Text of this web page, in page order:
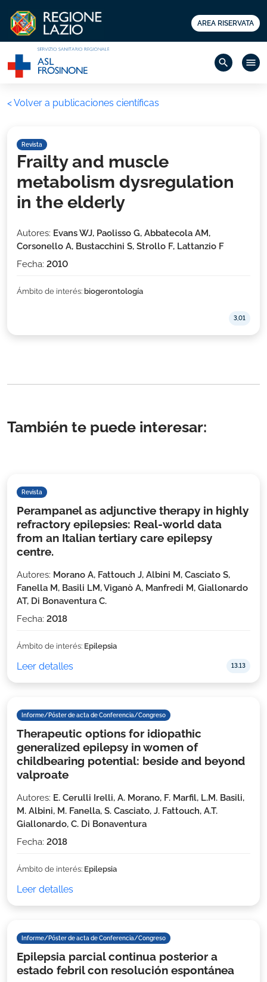
AREA RISERVATA
search menu
< Volver a publicaciones científicas
Revista
3,01
Frailty and muscle
metabolism dysregulation
in the elderly
Autores: Evans WJ, Paolisso G, Abbatecola AM,
Corsonello A, Bustacchini S, Strollo F, Lattanzio F
Fecha: 2010
Ámbito de interés: biogerontología
También te puede interesar:
Revista
13.13
Perampanel as adjunctive therapy in highly
refractory epilepsies: Real-world data
from an Italian tertiary care epilepsy
centre.
Autores: Morano A, Fattouch J, Albini M, Casciato S,
Fanella M, Basili LM, Viganò A, Manfredi M, Giallonardo
AT, Di Bonaventura C.
Fecha: 2018
Ámbito de interés: Epilepsia
Leer detalles
Informe/Póster de acta de Conferencia/Congreso
Therapeutic options for idiopathic
generalized epilepsy in women of
childbearing potential: beside and beyond
valproate
Autores: E. Cerulli Irelli, A. Morano, F. Marfil, L.M. Basili,
M. Albini, M. Fanella, S. Casciato, J. Fattouch, A.T.
Giallonardo, C. Di Bonaventura
Fecha: 2018
Ámbito de interés: Epilepsia
Leer detalles
Informe/Póster de acta de Conferencia/Congreso
Epilepsia parcial continua posterior a
estado febril con resolución espontánea